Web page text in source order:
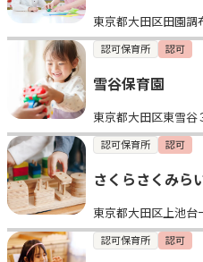
東京都大田区田園
認可保育所 認可
雪谷保育園
東京都大田区東雪
認可保育所 認可
さくらさくみら
東京都大田区上池台
認可保育所 認可